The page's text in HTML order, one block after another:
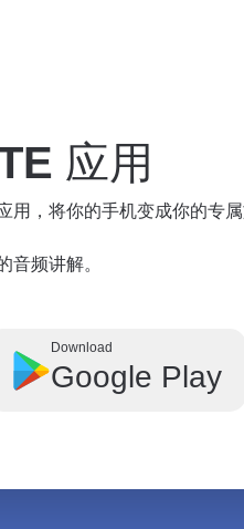
应用
用，将你的手机变成你的专
音频讲解。
Download
Google Play